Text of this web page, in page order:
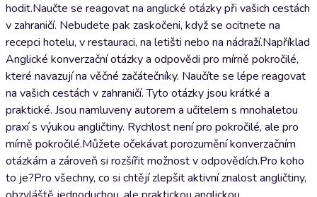
hodit.Naučte se reagovat na anglické otázky při vašich cestách
v zahraničí. Nebudete pak zaskočeni, když se ocitnete na
recepci hotelu, v restauraci, na letišti nebo na nádraží.Například
Anglické konverzační otázky a odpovědi pro mírně pokročilé,
které navazují na věčné začátečníky. Naučíte se lépe reagovat
na vašich cestách v zahraničí. Tyto otázky jsou krátké a
praktické. Jsou namluveny autorem a učitelem s mnohaletou
praxí s výukou angličtiny. Rychlost není pro pokročilé, ale pro
mírně pokročilé.Můžete očekávat porozumění konverzačním
otázkám a zároveň si rozšířit možnost v odpovědích.Pro koho
to je?Pro všechny, co si chtějí zlepšit aktivní znalost angličtiny,